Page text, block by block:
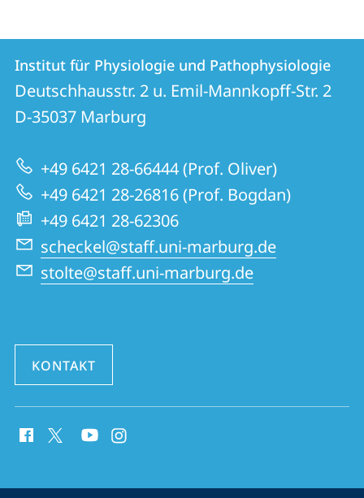
Kontakt
und
Informationen
zur
Website
Kontaktinformationen
Institut
für
Physiologie
und
Pathophysiologie
Institut für Physiologie und Pathophysiologie
Deutschhausstr. 2 u. Emil-Mannkopff-Str. 2
D-35037 Marburg
+49 6421 28-66444 (Prof. Oliver)
+49 6421 28-26816 (Prof. Bogdan)
+49 6421 28-62306
scheckel@staff.uni-marburg.de
stolte@staff.uni-marburg.de
KONTAKT
Media